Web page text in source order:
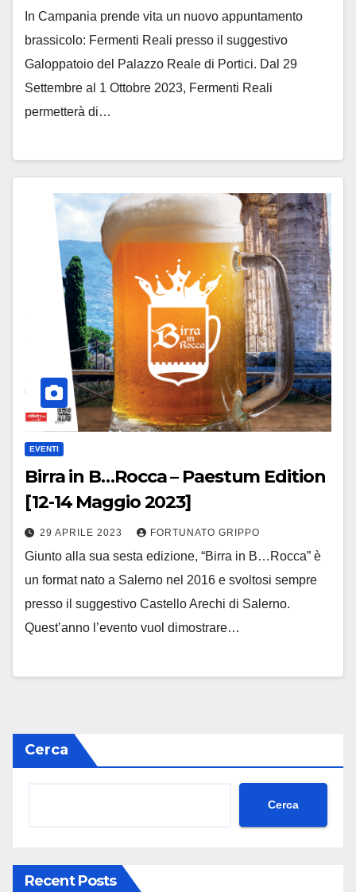
In Campania prende vita un nuovo appuntamento
brassicolo: Fermenti Reali presso il suggestivo
Galoppatoio del Palazzo Reale di Portici. Dal 29
Settembre al 1 Ottobre 2023, Fermenti Reali
permetterà di…
EVENTI
Birra in B…Rocca – Paestum Edition
[12-14 Maggio 2023]
29 APRILE 2023 FORTUNATO GRIPPO
Giunto alla sua sesta edizione, “Birra in B…Rocca” è
un format nato a Salerno nel 2016 e svoltosi sempre
presso il suggestivo Castello Arechi di Salerno.
Quest’anno l’evento vuol dimostrare…
Cerca
Cerca
Recent Posts